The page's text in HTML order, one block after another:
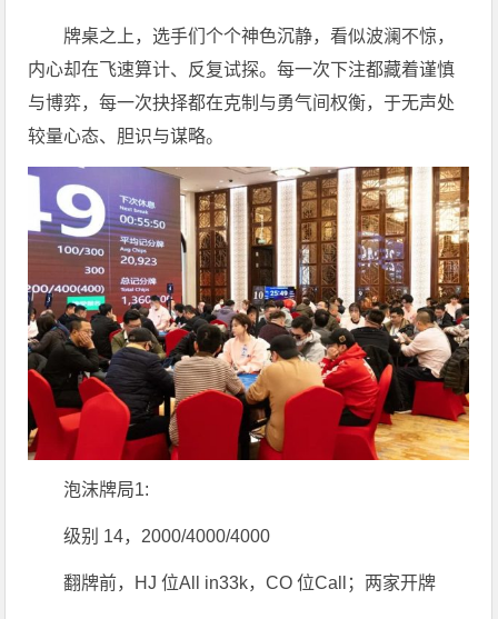
牌桌之上，选手们个个神色沉静，看似波澜不惊，
内心却在飞速算计、反复试探。每一次下注都藏着谨慎
与博弈，每一次抉择都在克制与勇气间权衡，于无声处
较量心态、胆识与谋略。
泡沫牌局1:
级别 14，2000/4000/4000
翻牌前，HJ 位All in33k，CO 位Call；两家开牌